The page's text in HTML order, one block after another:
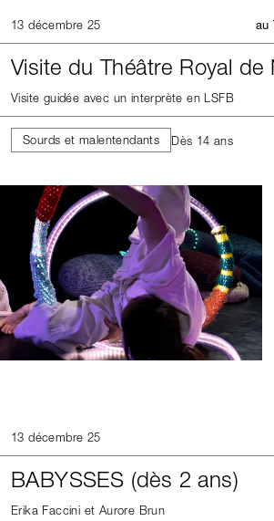
13 décembre 25 au
Visite du Théâtre Royal de
Visite guidée avec un interprète en LSFB
Sourds et malentendants Dès 14 ans
13 décembre 25
BABYSSES (dès 2 ans)
Erika Faccini et Aurore Brun